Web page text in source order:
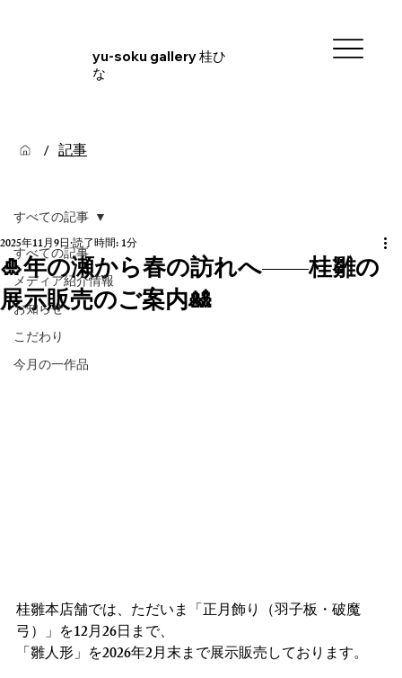
yu-soku gallery 桂ひ
な
/ 記事
すべての記事
メディア紹介情報
お知らせ
こだわり
今月の一作品
すべての記事
🎍年の瀬から春の訪れへ——桂雛の
展示販売のご案内🎎
2025年11月9日読了時間: 1分
桂雛本店舗では、ただいま「正月飾り（羽子板・破魔
弓）」を12月26日まで、
「雛人形」を2026年2月末まで展示販売しております。